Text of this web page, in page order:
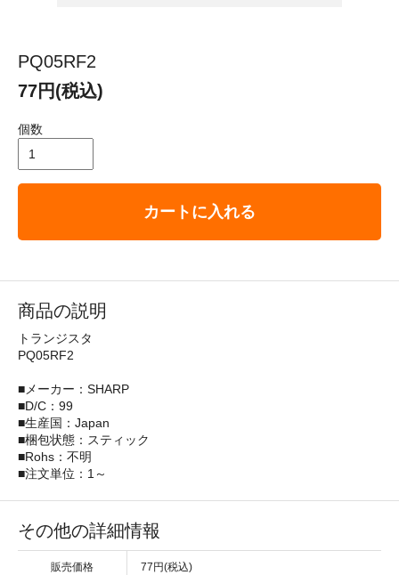
PQ05RF2
77円(税込)
個数
カートに入れる
商品の説明
トランジスタ
PQ05RF2
■メーカー：SHARP
■D/C：99
■生産国：Japan
■梱包状態：スティック
■Rohs：不明
■注文単位：1～
その他の詳細情報
販売価格 77円(税込)